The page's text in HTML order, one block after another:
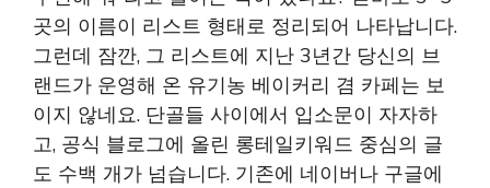
곳의 이름이 리스트 형태로 정리되어 나타납니다.
그런데 잠깐, 그 리스트에 지난 3년간 당신의 브
랜드가 운영해 온 유기농 베이커리 겸 카페는 보
이지 않네요. 단골들 사이에서 입소문이 자자하
고, 공식 블로그에 올린 롱테일키워드 중심의 글
도 수백 개가 넘습니다. 기존에 네이버나 구글에